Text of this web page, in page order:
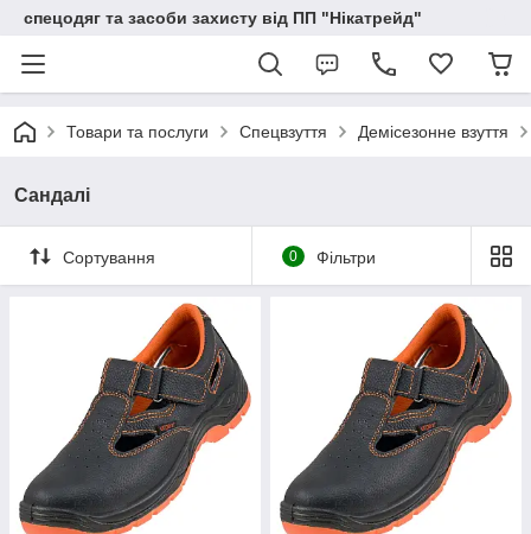
спецодяг та засоби захисту від ПП "Нікатрейд"
Товари та послуги Спецвзуття Демісезонне взуття
Сандалі
Сортування 0 Фільтри